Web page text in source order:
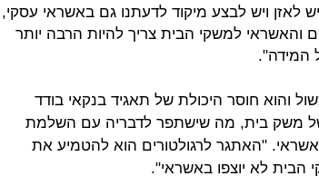
לאזן ויש לבצע מיקוד לדעתנו גם באשראי עסקי,
והאשראי למשקי הבית צריך להיות הרבה יותר
המידה".
והוא חוסר היכולת של תאגיד בנקאי בודד
משק בית, מה שישתפר לדבריה עם השלמת
"האתגר לרגולטורים הוא להטמיע את
הבית לא יוצפו באשראי".